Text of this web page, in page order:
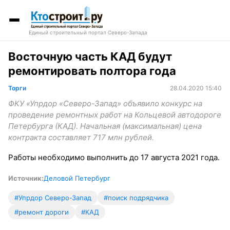
Единый строительный портал Северо-Запада
Восточную часть КАД будут
ремонтировать полтора года
Торги 28.04.2020 15:40
ФКУ «Упрдор «Северо-Запад» объявило конкурс на
проведение ремонтных работ на Кольцевой автодороге
Петербурга (КАД). Начальная (максимальная) цена
контракта составляет 717 млн рублей.
Работы необходимо выполнить до 17 августа 2021 года.
Источник:Деловой Петербург
#Упрдор Северо-Запад
#поиск подрядчика
#ремонт дороги
#КАД